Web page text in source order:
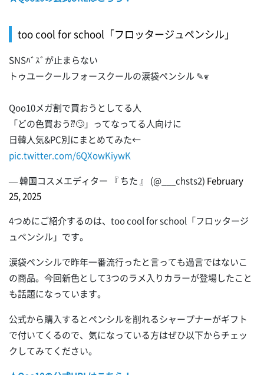
too cool for school「フロッタージュペンシル」
SNSﾊﾞｽﾞが止まらない
トゥユークールフォースクールの涙袋ペンシル ✎೯
Qoo10メガ割で買おうとしてる人
「どの色買おう⁇🙄」ってなってる人向けに
日韓人気&PC別にまとめてみた←
pic.twitter.com/6QXowKiywK
— 韓国コスメエディター 『 ちた 』 (@___chsts2) February
25, 2025
4つめにご紹介するのは、too cool for school「フロッタージ
ュペンシル」です。
涙袋ペンシルで昨年一番流行ったと言っても過言ではないこ
の商品。今回新色として3つのラメ入りカラーが登場したこと
も話題になっています。
公式から購入するとペンシルを削れるシャープナーがギフト
で付いてくるので、気になっている方はぜひ以下からチェッ
クしてみてください。